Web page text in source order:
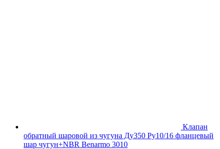
Клапан
обратный шаровой из чугуна Ду350 Ру10/16 фланцевый
шар чугун+NBR Benarmo 3010